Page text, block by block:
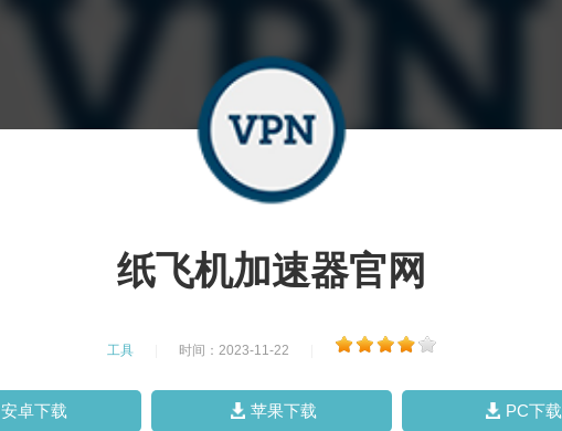
纸飞机加速器官网
工具 时间：2023-11-22
安卓下载 苹果下载 PC下载